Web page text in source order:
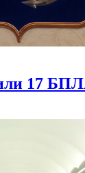
17